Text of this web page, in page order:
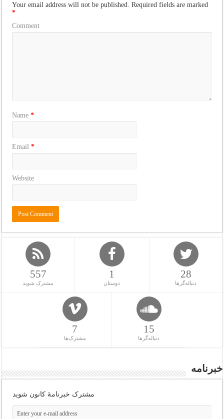
Your email address will not be published. Required fields are marked
*
Comment
Name*
Email*
Website
557
مشترک شوید
1
دوستان
28
دنباله‌گرها
7
مشترک‌ها
15
دنباله‌گرها
خبرنامه
مشترک خبرنامهٔ کانون شوید